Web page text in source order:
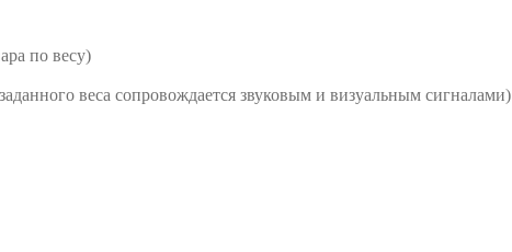
по весу)
веса сопровождается звуковым и визуальным сигналами)